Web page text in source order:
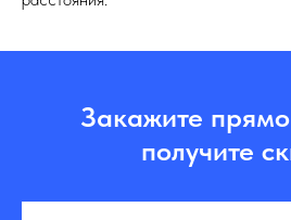
Закажите
получите